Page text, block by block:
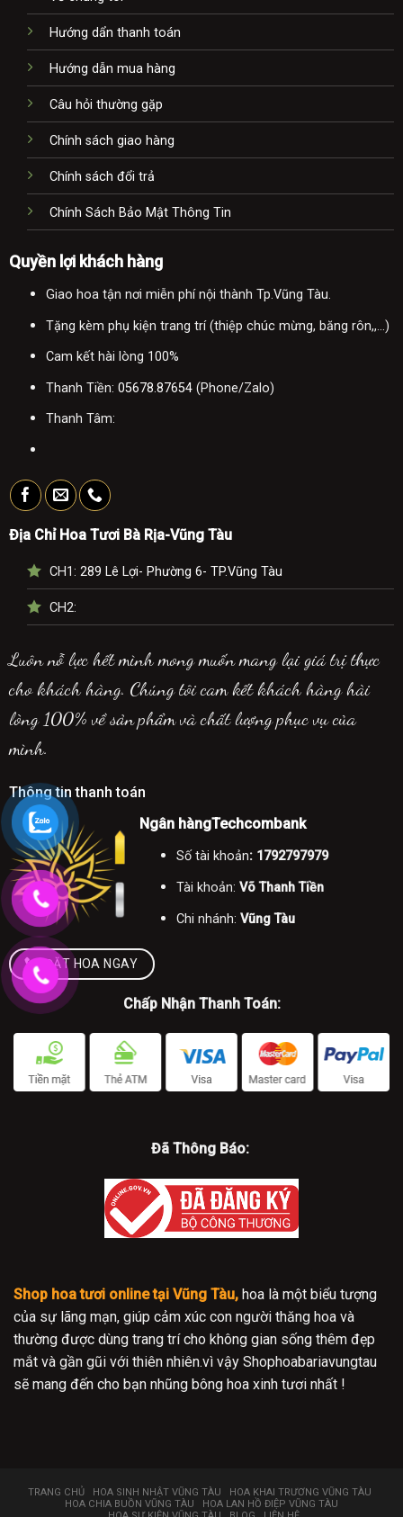
Hướng dẩn thanh toán
Hướng dẫn mua hàng
Câu hỏi thường gặp
Chính sách giao hàng
Chính sách đổi trả
Chính Sách Bảo Mật Thông Tin
Quyền lợi khách hàng
Giao hoa tận nơi miễn phí nội thành Tp.Vũng Tàu.
Tặng kèm phụ kiện trang trí (thiệp chúc mừng, băng rôn,,...)
Cam kết hài lòng 100%
Thanh Tiền: 05678.87654(Phone/Zalo)
Thanh Tâm:
Địa Chỉ Hoa Tươi Bà Rịa-Vũng Tàu
CH1: 289 Lê Lợi- Phường 6- TP.Vũng Tàu
CH2:
Luôn nỗ lực hết mình mong muốn mang lại giá trị thực
cho khách hàng. Chúng tôi cam kết khách hàng hài
lòng 100% về sản phẩm và chất lượng phục vụ của
mình.
Thông tin thanh toán
Ngân hàngTechcombank
Số tài khoản: 1792797979
Tài khoản: Võ Thanh Tiền
Chi nhánh: Vũng Tàu
ĐẶT HOA NGAY
Chấp Nhận Thanh Toán:
Đã Thông Báo:
Shop hoa tươi online tại Vũng Tàu, hoa là một biểu tượng
của sự lãng mạn, giúp cảm xúc con người thăng hoa và
thường được dùng trang trí cho không gian sống thêm đẹp
mắt và gần gũi với thiên nhiên.vì vậy Shophoabariavungtau
sẽ mang đến cho bạn nhũng bông hoa xinh tươi nhất !
TRANG CHỦ HOA SINH NHẬT VŨNG TÀU
HOA KHAI TRƯƠNG VŨNG TÀU
HOA CHIA BUỒN VŨNG TÀU
HOA LAN HỒ ĐIỆP VŨNG TÀU